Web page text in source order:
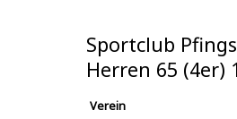
Sportclub
Herren 65 (4er)
Verein